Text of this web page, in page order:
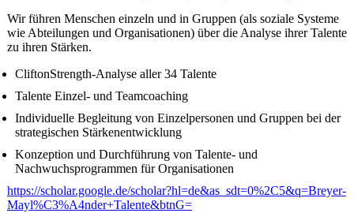
Wir führen Menschen einzeln und in Gruppen (als soziale Systeme
wie Abteilungen und Organisationen) über die Analyse ihrer Talente
zu ihren Stärken.
CliftonStrength-Analyse aller 34 Talente
Talente Einzel- und Teamcoaching
Individuelle Begleitung von Einzelpersonen und Gruppen bei der
strategischen Stärkenentwicklung
Konzeption und Durchführung von Talente- und
Nachwuchsprogrammen für Organisationen
https://scholar.google.de/scholar?hl=de&as_sdt=0%2C5&q=Breyer-
Mayl%C3%A4nder+Talente&btnG=